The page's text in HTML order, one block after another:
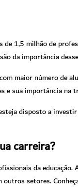
1,5 milhão de
da importância
maior número de
e sua importância
disposto a
carreira?
da
setores.